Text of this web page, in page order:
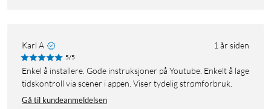
Karl A 1 år siden
5/5
Enkel å installere. Gode instruksjoner på Youtube. Enkelt å lage
tidskontroll via scener i appen. Viser tydelig strømforbruk.
Gå til kundeanmeldelsen